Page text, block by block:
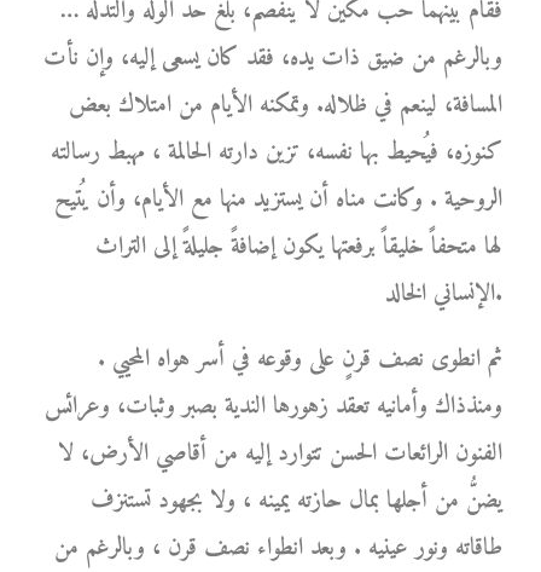
فقام بينهما حب مكين لا ينفصم، بلغ حد الوله والتدله …
وبالرغم من ضيق ذات يده، فقد كان يسعى إليه، وإن نأت
المسافة، لينعم في ظلاله. وتمكنه الأيام من امتلاك بعض
كنوزه، فيُحيط بها نفسه، تزين دارته الحالمة ، مهبط رسالته
الروحية . وكانت مناه أن يستزيد منها مع الأيام، وأن يُتيح
لها متحفاً خليقاً برفعتها يكون إضافةً جليلةً إلى التراث
الإنساني الخالد.
ثم انطوى نصف قرنٍ على وقوعه في أسر هواه المحيي .
ومنذذاك وأمانيه تعقد زهورها الندية بصبر وثبات، وعرائس
الفنون الرائعات الحسن تتوارد إليه من أقاصي الأرض، لا
يضنُّ من أجلها بمال حازته يمينه ، ولا بجهود تستنزف
طاقاته ونور عينيه . وبعد انطواء نصف قرن ، وبالرغم من